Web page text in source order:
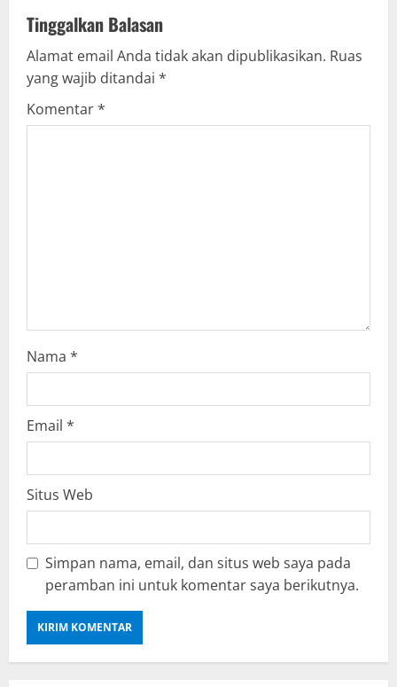
v
i
g
Tinggalkan Balasan
Alamat email Anda tidak akan dipublikasikan. Ruas
yang wajib ditandai *
Komentar*
Nama *
Email *
Situs Web
Simpan nama, email, dan situs web saya pada
peramban ini untuk komentar saya berikutnya.